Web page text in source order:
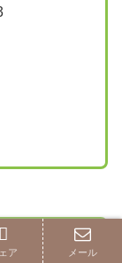
ア メール